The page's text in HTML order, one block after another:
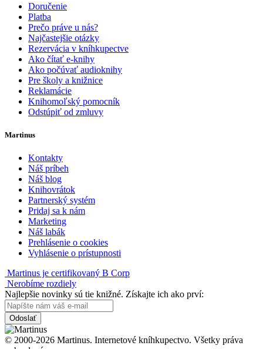
Doručenie
Platba
Prečo práve u nás?
Najčastejšie otázky
Rezervácia v kníhkupectve
Ako čítať e-knihy
Ako počúvať audioknihy
Pre školy a knižnice
Reklamácie
Knihomoľský pomocník
Odstúpiť od zmluvy
Martinus
Kontakty
Náš príbeh
Náš blog
Knihovrátok
Partnerský systém
Pridaj sa k nám
Marketing
Náš labák
Prehlásenie o cookies
Vyhlásenie o prístupnosti
Martinus je certifikovaný B Corp
Nerobíme rozdiely
Najlepšie novinky sú tie knižné. Získajte ich ako prví:
Odoslať
© 2000-2026 Martinus. Internetové kníhkupectvo. Všetky práva